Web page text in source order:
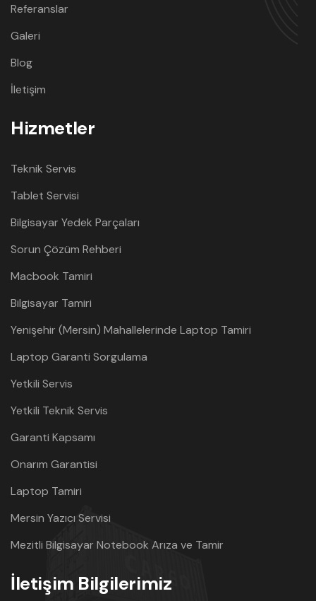
Referanslar
Galeri
Blog
İletişim
Hizmetler
Teknik Servis
Tablet Servisi
Bilgisayar Yedek Parçaları
Sorun Çözüm Rehberi
Macbook Tamiri
Bilgisayar Tamiri
Yenişehir (Mersin) Mahallelerinde Laptop Tamiri
Laptop Garanti Sorgulama
Yetkili Servis
Yetkili Teknik Servis
Garanti Kapsamı
Onarım Garantisi
Laptop Tamiri
Mersin Yazıcı Servisi
Mezitli Bilgisayar Notebook Arıza ve Tamir
İletişim Bilgilerimiz